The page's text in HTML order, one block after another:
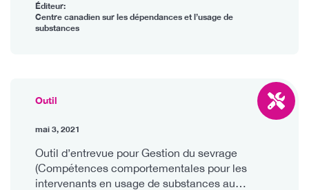
Éditeur:
Centre canadien sur les dépendances et l’usage de
substances
Outil
mai 3, 2021
Outil d’entrevue pour Gestion du sevrage
(Compétences comportementales pour les
intervenants en usage de substances au